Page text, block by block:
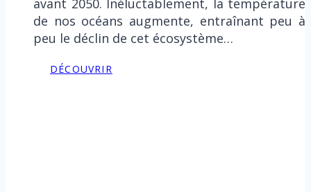
avant 2050. Inéluctablement, la température
de nos océans augmente, entraînant peu à
peu le déclin de cet écosystème…
DÉCOUVRIR